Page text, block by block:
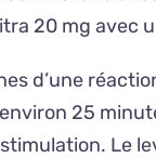
20 mg avec
d’une
25
Le